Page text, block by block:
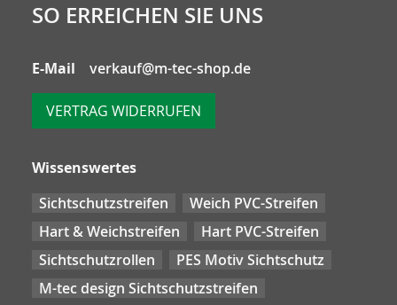
SO ERREICHEN SIE UNS
E-Mail verkauf@m-tec-shop.de
VERTRAG WIDERRUFEN
Wissenswertes
Sichtschutzstreifen
Weich PVC-Streifen
Hart & Weichstreifen
Hart PVC-Streifen
Sichtschutzrollen
PES Motiv Sichtschutz
M-tec design Sichtschutzstreifen